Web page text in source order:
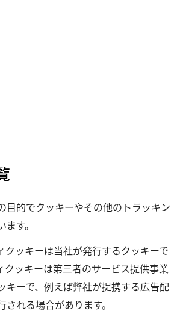
目的でクッキーやその他のトラッキン
す。
クッキーは当社が発行するクッキーで
クッキーは第三者のサービス提供事業
キーで、例えば弊社が提携する広告配
れる場合があります。